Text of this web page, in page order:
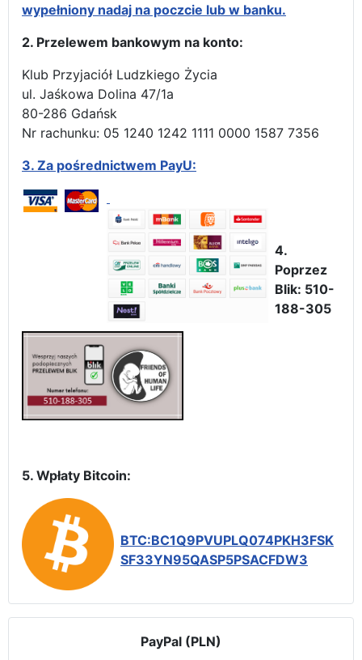
wypełniony nadaj na poczcie lub w banku.
2. Przelewem bankowym na konto:
Klub Przyjaciół Ludzkiego Życia
ul. Jaśkowa Dolina 47/1a
80-286 Gdańsk
Nr rachunku: 05 1240 1242 1111 0000 1587 7356
3. Za pośrednictwem PayU:
4.
Poprzez
Blik: 510-
188-305
5. Wpłaty Bitcoin:
BTC:BC1Q9PVUPLQ074PKH3FSK
SF33YN95QASP5PSACFDW3
PayPal (PLN)